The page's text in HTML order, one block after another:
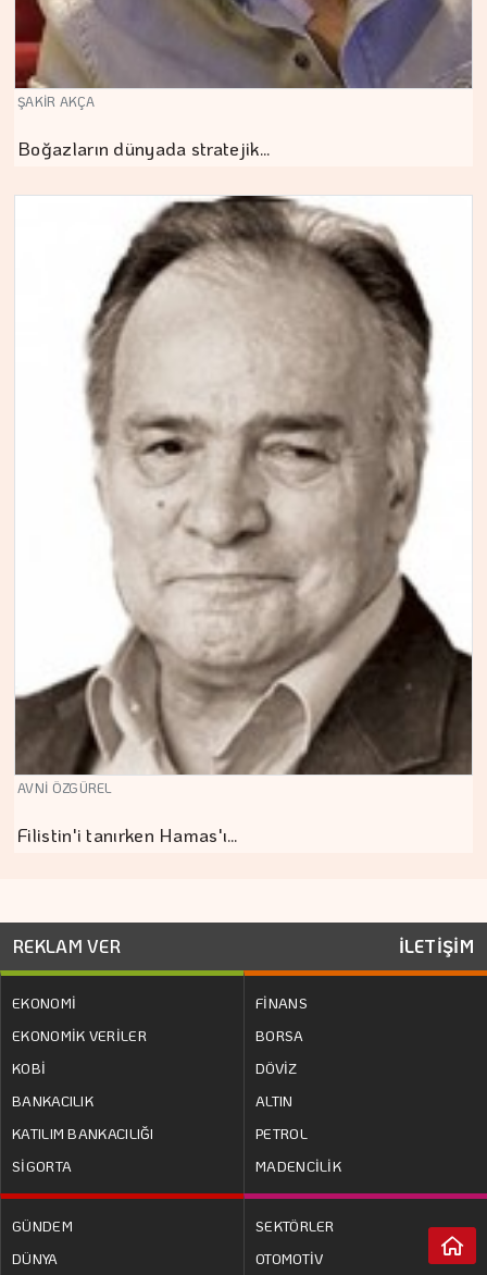
ŞAKİR AKÇA
Boğazların dünyada stratejik…
AVNİ ÖZGÜREL
Filistin'i tanırken Hamas'ı…
REKLAM VER İLETİŞİM
EKONOMİ
EKONOMİK VERİLER
KOBİ
BANKACILIK
KATILIM BANKACILIĞI
SİGORTA
FİNANS
BORSA
DÖVİZ
ALTIN
PETROL
MADENCİLİK
GÜNDEM
DÜNYA
SEKTÖRLER
OTOMOTİV